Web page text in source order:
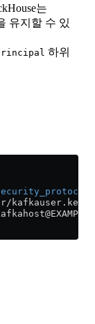
는
유지할 수 있
하위